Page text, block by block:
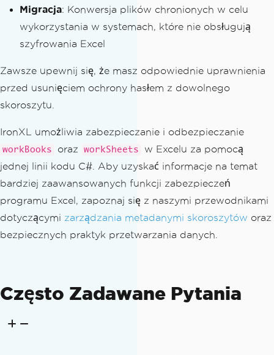
Migracja: Konwersja plików chronionych w celu
wykorzystania w systemach, które nie obsługują
szyfrowania Excel
Zawsze upewnij się, że masz odpowiednie uprawnienia
przed usunięciem ochrony hasłem z dowolnego
skoroszytu.
IronXL umożliwia zabezpieczanie i odbezpieczanie
workBooks oraz workSheets
w Excelu za pomocą
jednej linii kodu C#. Aby uzyskać informacje na temat
bardziej zaawansowanych funkcji zabezpieczeń
programu Excel, zapoznaj się z naszymi przewodnikami
dotyczącymi zarządzania metadanymi skoroszytów oraz
bezpiecznych praktyk przetwarzania danych.
Często Zadawane Pytania